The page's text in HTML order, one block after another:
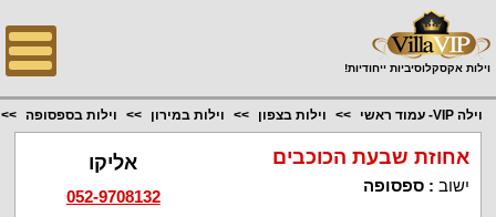
וילות אקסקלוסיביות ייחודיות!
וילה VIP- עמוד ראשי וילות בצפון וילות במירון וילות בספסופה
אחוזת שבעת הכוכבים
ישוב :ספסופה
אליקו
052-9708132